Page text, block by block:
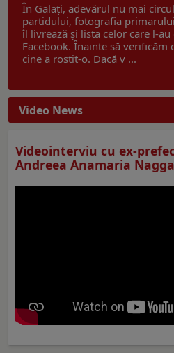
În Galați, adevărul nu mai
partidului, fotografia
îl livrează și lista celor care l-
Facebook. Înainte să
cine a rostit-o. Dacă v ...
Video News
Videointerviu cu ex-
Andreea Anamaria